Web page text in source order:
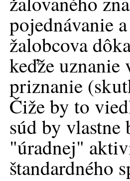
pojednávanie
žalobcova
keďže uznanie
priznanie
Čiže by to
súd by
"úradnej"
štandardného